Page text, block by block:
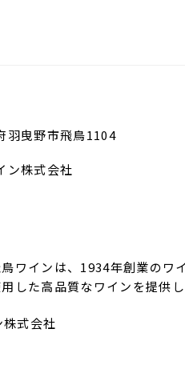
曳野市飛鳥1104
ン株式会社
ワインは、1934年創業のワ
した高品質なワインを提供し
式会社